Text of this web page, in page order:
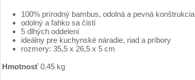
100% prírodný bambus, odolná a pevná konštrukcia
odolný a ľahko sa čistí
5 dlhých oddelení
ideálny pre kuchynské náradie, riad a príbory
rozmery: 35,5 x 26,5 x 5 cm
Hmotnosť 0.45 kg